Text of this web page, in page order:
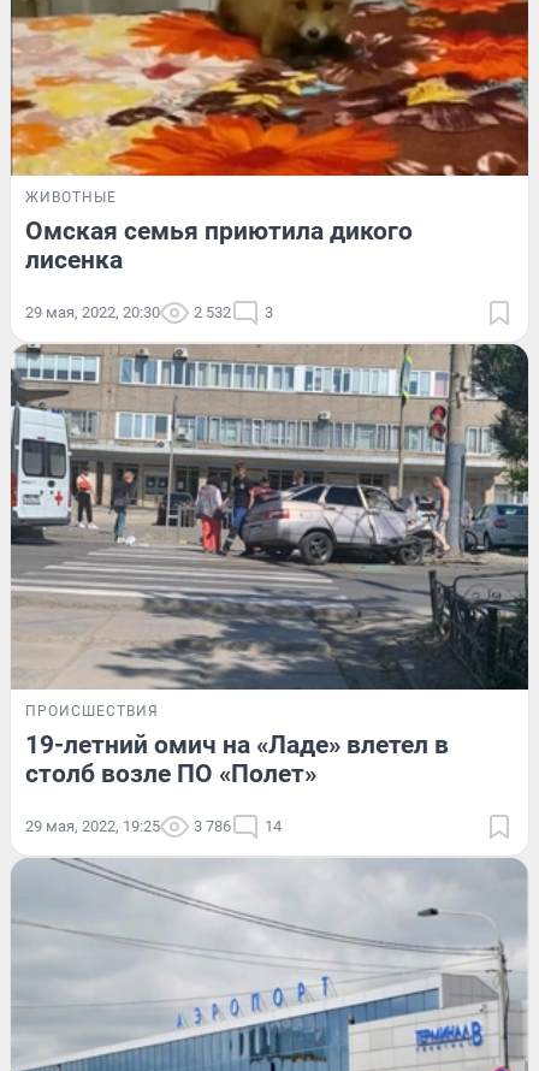
ЖИВОТНЫЕ
Омская семья приютила дикого
лисенка
29 мая, 2022, 20:30 2 532 3
ПРОИСШЕСТВИЯ
19-летний омич на «Ладе» влетел в
столб возле ПО «Полет»
29 мая, 2022, 19:25 3 786 14